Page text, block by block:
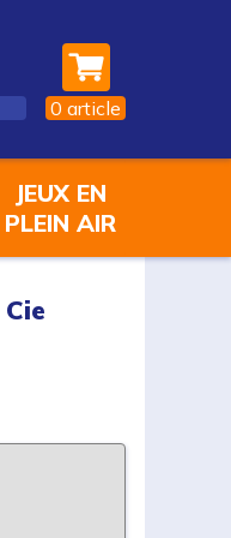
0 article
JEUX EN
PLEIN AIR